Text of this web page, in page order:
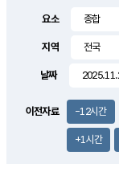
요소
지역
날짜
이전자료 -12시간
+1시간